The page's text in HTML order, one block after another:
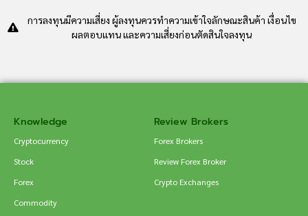
การลงทุนมีความเสี่ยง ผู้ลงทุนควรทำความเข้าใจลักษณะสินค้า เงื่อนไข
ผลตอบแทน และความเสี่ยงก่อนตัดสินใจลงทุน
Knowledge
Cryptocurrency
Stock
Forex
Commodity
Review Brokers
Forex Brokers
Review Forex Broker
Crypto Exchanges